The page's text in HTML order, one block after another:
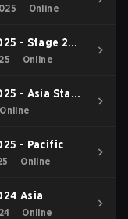
Online
- Stage 2
Online
- Asia Stage
Online
- Pacific
Online
Asia
Online